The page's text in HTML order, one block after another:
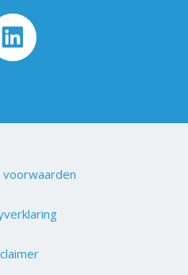
voorwaarden